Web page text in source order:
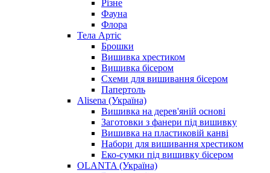
Різне
Фауна
Флора
Тела Артіс
Брошки
Вишивка хрестиком
Вишивка бісером
Схеми для вишивання бісером
Папертоль
Alisena (Україна)
Вишивка на дерев'яній основі
Заготовки з фанери під вишивку
Вишивка на пластиковій канві
Набори для вишивання хрестиком
Еко-сумки під вишивку бісером
OLANTA (Україна)